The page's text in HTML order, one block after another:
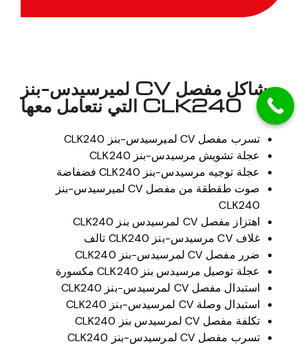
مشاكل مفصل CV لميرسيدس-بنز
CLK240 التي نتعامل معها
تسرب مفصل CV لميرسيدس-بنز CLK240
عجلة تشويش مرسيدس-بنز CLK240
عجلة توجيه مرسيدس-بنز CLK240 فضفاضة
صوت طقطقة من مفصل CV لميرسيدس-بنز
CLK240
اهتزاز مفصل CV لمرسيدس بنز CLK240
غلاف CV مرسيدس-بنز CLK240 تالف
ضرر مفصل CV لمرسيدس-بنز CLK240
عجلة توصيل مرسيدس بنز CLK240 مكسورة
استبدال مفصل CV لمرسيدس-بنز CLK240
استبدال وصلة CV لمرسيدس-بنز CLK240
تكلفة مفصل CV لمرسيدس بنز CLK240
تسرب مفصل CV لمرسيدس-بنز CLK240